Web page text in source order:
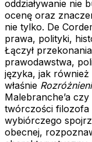
oddziaływanie nie
ocenę oraz
nie tylko. De
prawa, polityki,
Łączył
prawodawstwa,
języka, jak również
właśnie
Malebranche’a
twórczości filozofa
wybiórczego
obecnej,